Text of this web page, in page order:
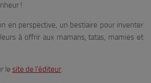
!
en perspective, un bestiaire pour inventer
à offrir aux mamans, tatas, mamies et
le site de l’éditeur.